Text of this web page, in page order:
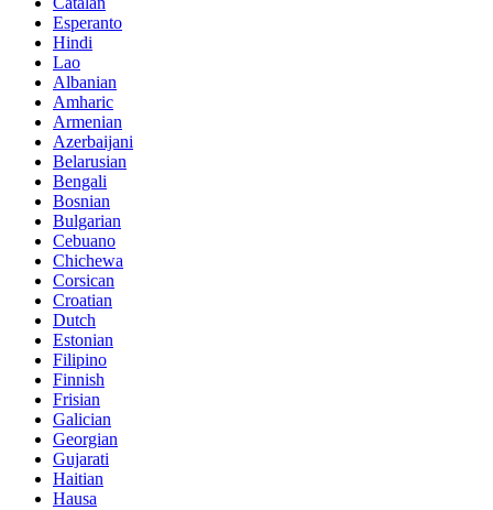
Esperanto
Hindi
Lao
Albanian
Amharic
Armenian
Azerbaijani
Belarusian
Bengali
Bosnian
Bulgarian
Cebuano
Chichewa
Corsican
Croatian
Dutch
Estonian
Filipino
Finnish
Frisian
Galician
Georgian
Gujarati
Haitian
Hausa